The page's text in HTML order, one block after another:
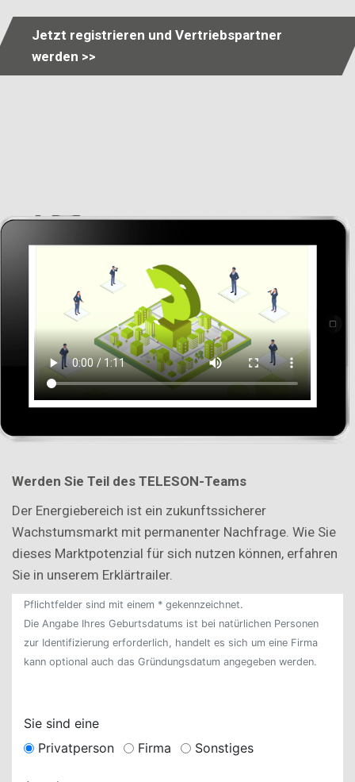
Jetzt registrieren und Vertriebspartner
werden >>
Werden Sie Teil des TELESON-Teams
Der Energiebereich ist ein zukunftssicherer
Wachstumsmarkt mit permanenter Nachfrage. Wie Sie
dieses Marktpotenzial für sich nutzen können, erfahren
Sie in unserem Erklärtrailer.